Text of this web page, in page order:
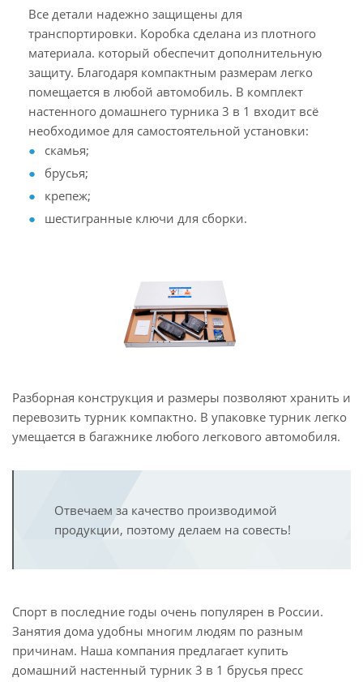
Все детали надежно защищены для
транспортировки. Коробка сделана из плотного
материала. который обеспечит дополнительную
защиту. Благодаря компактным размерам легко
помещается в любой автомобиль. В комплект
настенного домашнего турника 3 в 1 входит всё
необходимое для самостоятельной установки:
скамья;
брусья;
крепеж;
шестигранные ключи для сборки.
Разборная конструкция и размеры позволяют хранить и
перевозить турник компактно. В упаковке турник легко
умещается в багажнике любого легкового автомобиля.
Отвечаем за качество производимой
продукции, поэтому делаем на совесть!
Спорт в последние годы очень популярен в России.
Занятия дома удобны многим людям по разным
причинам. Наша компания предлагает купить
домашний настенный турник 3 в 1 брусья пресс